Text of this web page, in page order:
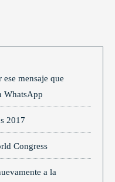
mensaje que
WhatsApp
2017
Congress
a la